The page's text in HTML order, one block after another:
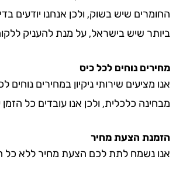
החומרים שיש בשוק, ולכן אנחנו יודעים
ביותר שיש בישראל, על מנת להעניק
מחירים נוחים לכל כיס
אנו מציעים שירותי ניקיון במחירים
מבחינה כלכלית, ולכן אנו עובדים כל
הזמנת הצעת מחיר
אנו נשמח לתת לכם הצעת מחיר ללא כל